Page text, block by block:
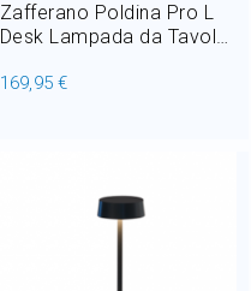
Zafferano Poldina Pro L
Desk Lampada da Tavolo
49,7 cm
169,95 €